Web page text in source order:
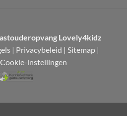
Lovely4kidz
| Privacybeleid | Sitemap |
Cookie-instellingen